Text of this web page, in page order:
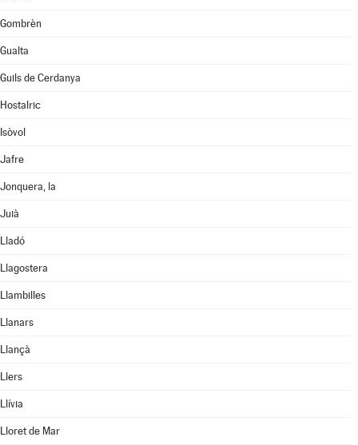
Gombrèn
Gualta
Guils de Cerdanya
Hostalric
Isòvol
Jafre
Jonquera, la
Juià
Lladó
Llagostera
Llambilles
Llanars
Llançà
Llers
Llívia
Lloret de Mar